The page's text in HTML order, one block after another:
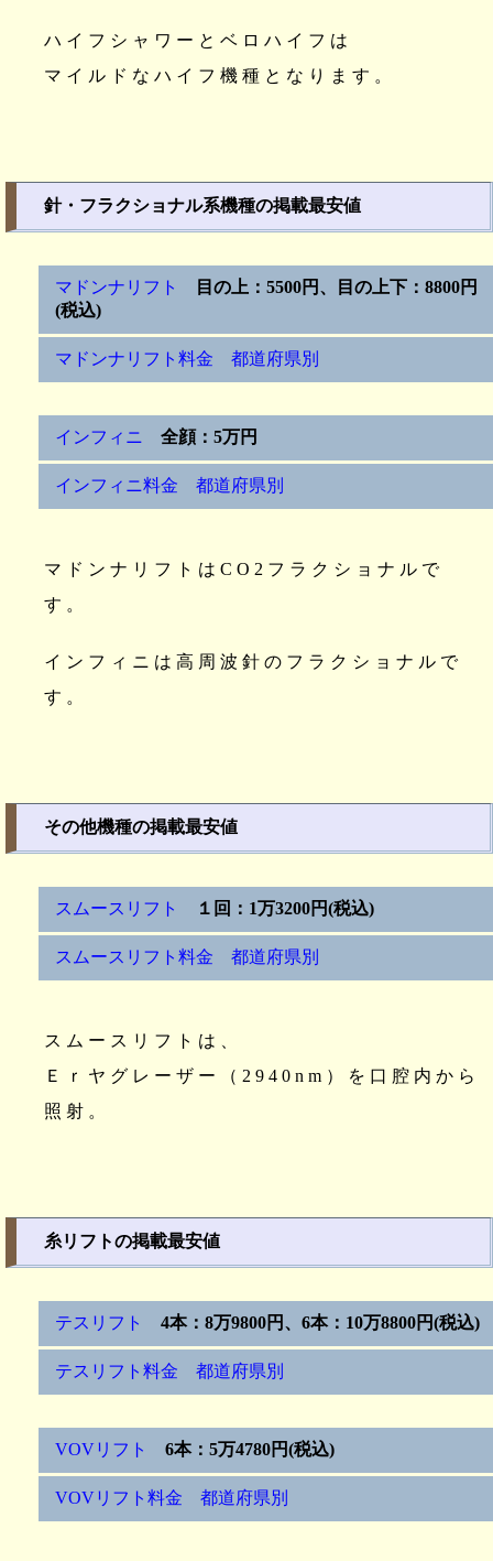
ハイフシャワーとベロハイフは
マイルドなハイフ機種となります。
針・フラクショナル系機種の掲載最安値
マドンナリフト
目の上：5500円、目の上下：8800円
(税込)
マドンナリフト料金 都道府県別
インフィニ 全顔：5万円
インフィニ料金 都道府県別
マドンナリフトはCO2フラクショナルで
す。
インフィニは高周波針のフラクショナルで
す。
その他機種の掲載最安値
スムースリフト １回：1万3200円(税込)
スムースリフト料金 都道府県別
スムースリフトは、
Ｅｒヤグレーザー（2940nm）を口腔内から
照射。
糸リフトの掲載最安値
テスリフト 4本：8万9800円、6本：10万8800円(税込)
テスリフト料金 都道府県別
VOVリフト 6本：5万4780円(税込)
VOVリフト料金 都道府県別